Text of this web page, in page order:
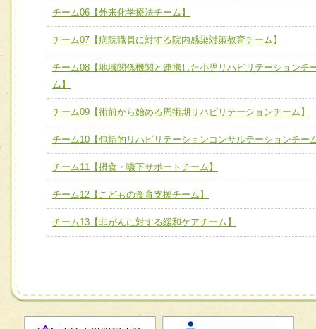
チーム06【外来化学療法チーム】
チーム07【病院職員に対する院内感染対策教育チーム】
チーム08【地域関係機関と連携した小児リハビリテーショ
チーム09【術前から始める周術期リハビリテーションチー
ム】
チーム10【包括的リハビリテーションコンサルテーション
ーム】
チーム11【摂食・嚥下サポートチーム】
チーム12【こどもの食育支援チーム】
チーム06【外来化学療法チーム】
チーム07【病院職員に対する院内感染対策教育チーム】
チーム08【地域関係機関と連携した小児リハビリテーションチ
ム】
チーム09【術前から始める周術期リハビリテーションチーム】
チーム10【包括的リハビリテーションコンサルテーションチー
チーム11【摂食・嚥下サポートチーム】
チーム12【こどもの食育支援チーム】
チーム13【非がんに対する緩和ケアチーム】